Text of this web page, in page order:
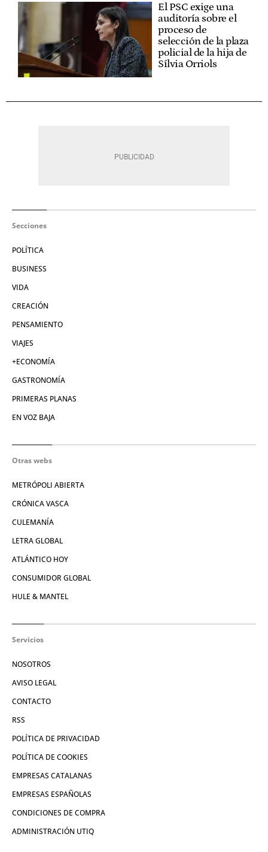
El PSC exige una
auditoría sobre el
proceso de
selección de la plaza
policial de la hija de
Sílvia Orriols
Secciones
POLÍTICA
BUSINESS
VIDA
CREACIÓN
PENSAMIENTO
VIAJES
+ECONOMÍA
GASTRONOMÍA
PRIMERAS PLANAS
EN VOZ BAJA
Otras webs
METRÓPOLI ABIERTA
CRÓNICA VASCA
CULEMANÍA
LETRA GLOBAL
ATLÁNTICO HOY
CONSUMIDOR GLOBAL
HULE & MANTEL
Servicios
NOSOTROS
AVISO LEGAL
CONTACTO
RSS
POLÍTICA DE PRIVACIDAD
POLÍTICA DE COOKIES
EMPRESAS CATALANAS
EMPRESAS ESPAÑOLAS
CONDICIONES DE COMPRA
ADMINISTRACIÓN UTIQ